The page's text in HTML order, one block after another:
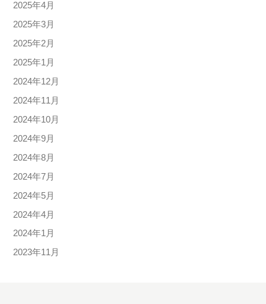
2025年4月
2025年3月
2025年2月
2025年1月
2024年12月
2024年11月
2024年10月
2024年9月
2024年8月
2024年7月
2024年5月
2024年4月
2024年1月
2023年11月